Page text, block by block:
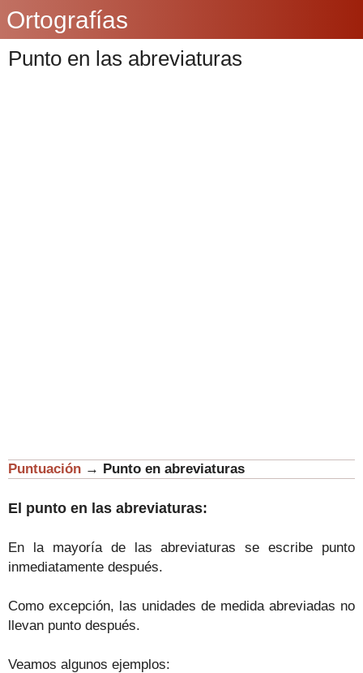
Ortografías
Punto en las abreviaturas
Puntuación → Punto en abreviaturas
El punto en las abreviaturas:
En la mayoría de las abreviaturas se escribe punto
inmediatamente después.
Como excepción, las unidades de medida abreviadas no
llevan punto después.
Veamos algunos ejemplos: